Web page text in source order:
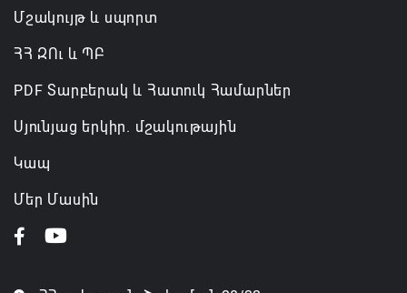
Մշակույթ և սպորտ
ՀՀ ԶՈւ և ՊԲ
PDF Տարբերակ և Հատուկ Համարներ
Սյունյաց երկիր. մշակութային
Կապ
Մեր Մասին